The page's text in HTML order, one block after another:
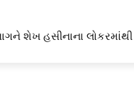
શેખ હસીનાના